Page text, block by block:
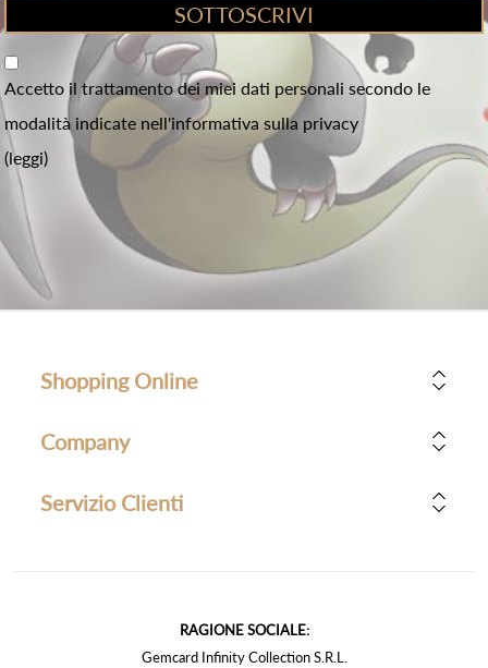
Accetto il trattamento dei miei dati personali secondo le
modalità indicate nell'informativa sulla privacy
(leggi)
Shopping Online
Company
Servizio Clienti
RAGIONE SOCIALE:
Gemcard Infinity Collection S.R.L.